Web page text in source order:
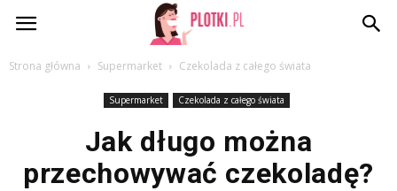
Plotki.pl
Strona główna Supermarket Czekolada z całego świata
Supermarket Czekolada z całego świata
Jak długo można
przechowywać czekoladę?